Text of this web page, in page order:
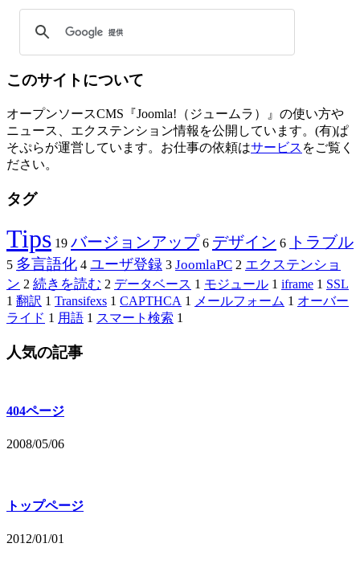
このサイトについて
オープンソースCMS『Joomla!（ジュームラ）』の使い方や
ニュース、エクステンション情報を公開しています。(有)ぱ
そぷらが運営しています。お仕事の依頼はサービス をご覧く
ださい。
タグ
Tips 19 バージョンアップ 6 デザイン 6 トラブル
5 多言語化 4 ユーザ登録 3 JoomlaPC 2 エクステンショ
ン 2 続きを読む 2 データベース 1 モジュール 1 iframe 1 SSL
1 翻訳 1 Transifexs 1 CAPTHCA 1 メールフォーム 1 オーバー
ライド 1 用語 1 スマート検索 1
人気の記事
404ページ
2008/05/06
トップページ
2012/01/01